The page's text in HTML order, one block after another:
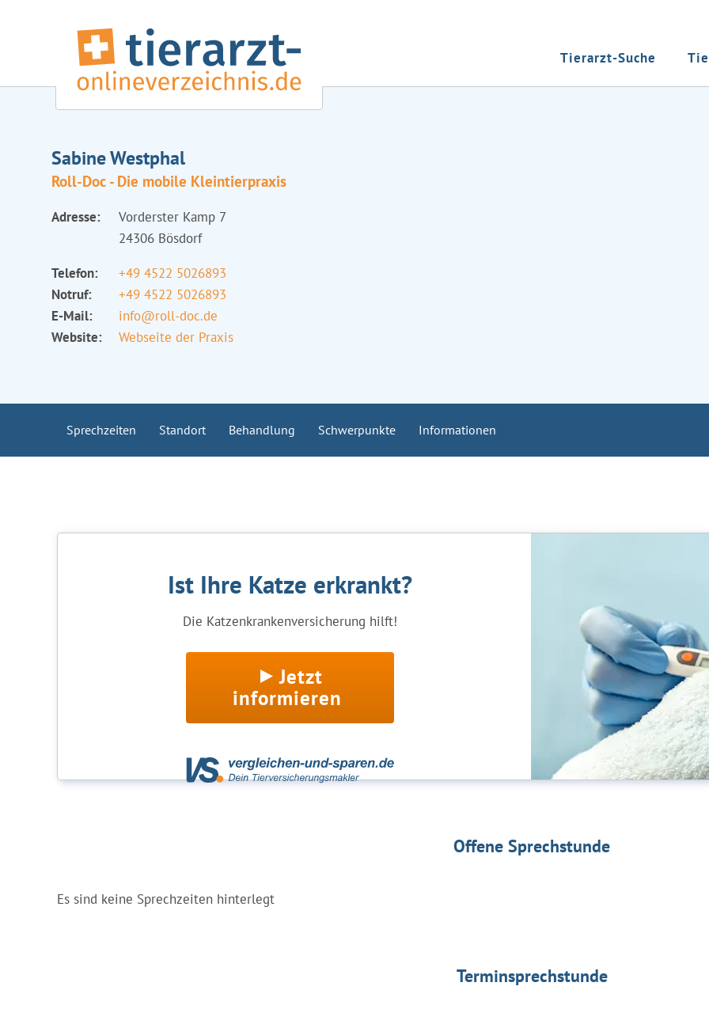
Tierarzt-Suche
Sabine Westphal
Roll-Doc - Die mobile Kleintierpraxis
Adresse:
Vorderster Kamp 7
24306 Bösdorf
Telefon:
+49 4522 5026893
Notruf:
+49 4522 5026893
E-Mail:
info@roll-doc.de
Website:
Webseite der Praxis
Sprechzeiten Standort Behandlung Schwerpunkte Informationen
Ist Ihre Katze erkrankt?
Die Katzenkrankenversicherung hilft!
Jetzt
informieren
Offene Sprechstunde
Es sind keine Sprechzeiten hinterlegt
Terminsprechstunde